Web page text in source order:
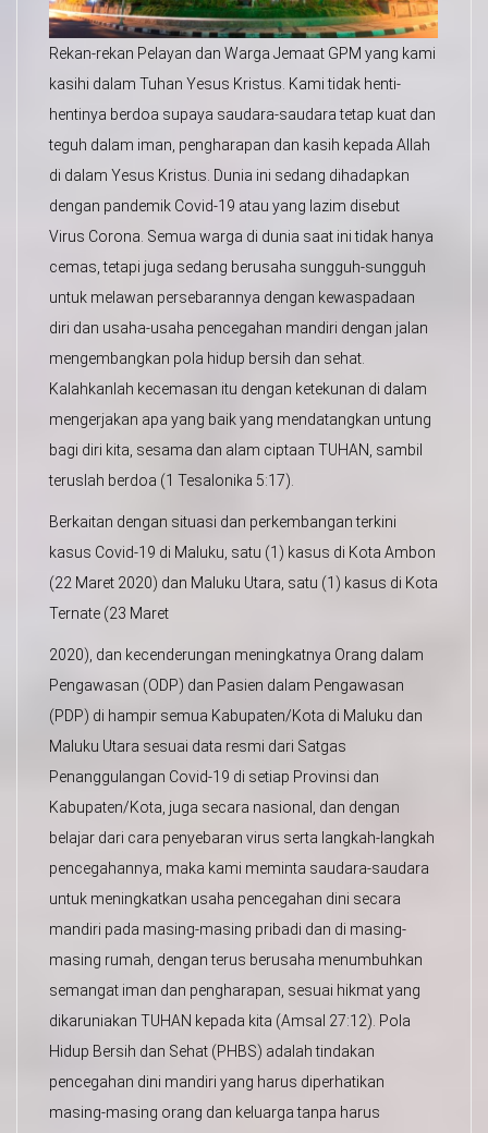
Rekan-rekan Pelayan dan Warga Jemaat GPM yang kami
kasihi dalam Tuhan Yesus Kristus. Kami tidak henti-
hentinya berdoa supaya saudara-saudara tetap kuat dan
teguh dalam iman, pengharapan dan kasih kepada Allah
di dalam Yesus Kristus. Dunia ini sedang dihadapkan
dengan pandemik Covid-19 atau yang lazim disebut
Virus Corona. Semua warga di dunia saat ini tidak hanya
cemas, tetapi juga sedang berusaha sungguh-sungguh
untuk melawan persebarannya dengan kewaspadaan
diri dan usaha-usaha pencegahan mandiri dengan jalan
mengembangkan pola hidup bersih dan sehat.
Kalahkanlah kecemasan itu dengan ketekunan di dalam
mengerjakan apa yang baik yang mendatangkan untung
bagi diri kita, sesama dan alam ciptaan TUHAN, sambil
teruslah berdoa (1 Tesalonika 5:17).
Berkaitan dengan situasi dan perkembangan terkini
kasus Covid-19 di Maluku, satu (1) kasus di Kota Ambon
(22 Maret 2020) dan Maluku Utara, satu (1) kasus di Kota
Ternate (23 Maret
2020), dan kecenderungan meningkatnya Orang dalam
Pengawasan (ODP) dan Pasien dalam Pengawasan
(PDP) di hampir semua Kabupaten/Kota di Maluku dan
Maluku Utara sesuai data resmi dari Satgas
Penanggulangan Covid-19 di setiap Provinsi dan
Kabupaten/Kota, juga secara nasional, dan dengan
belajar dari cara penyebaran virus serta langkah-langkah
pencegahannya, maka kami meminta saudara-saudara
untuk meningkatkan usaha pencegahan dini secara
mandiri pada masing-masing pribadi dan di masing-
masing rumah, dengan terus berusaha menumbuhkan
semangat iman dan pengharapan, sesuai hikmat yang
dikaruniakan TUHAN kepada kita (Amsal 27:12). Pola
Hidup Bersih dan Sehat (PHBS) adalah tindakan
pencegahan dini mandiri yang harus diperhatikan
masing-masing orang dan keluarga tanpa harus